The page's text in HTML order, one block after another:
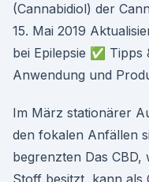
(Cannabidiol) der
15. Mai 2019
bei Epilepsie ✅ Tipps
Anwendung und
Im März stationärer
den fokalen Anfällen
begrenzten Das
Stoff besitzt, kann als